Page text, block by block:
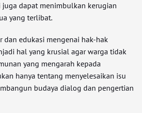
dapat menimbulkan kerugian
yang terlibat.
dan edukasi mengenai hak-hak
hal yang krusial agar warga tidak
yang mengarah kepada
hanya tentang menyelesaikan isu
budaya dialog dan pengertian